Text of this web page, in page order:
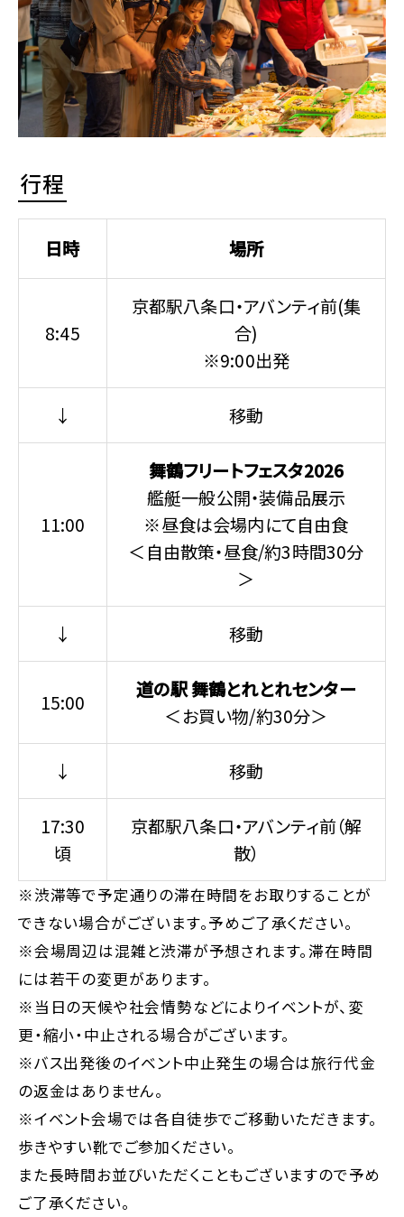
行程
日時 場所
8:45
京都駅八条口・アバンティ前(集
合)
※9:00出発
↓ 移動
11:00
舞鶴フリートフェスタ2026
艦艇一般公開・装備品展示
※昼食は会場内にて自由食
＜自由散策・昼食/約3時間30分
＞
↓ 移動
15:00
道の駅 舞鶴とれとれセンター
＜お買い物/約30分＞
↓ 移動
17:30
頃
京都駅八条口・アバンティ前（解
散）
※渋滞等で予定通りの滞在時間をお取りすることが
できない場合がございます。予めご了承ください。
※会場周辺は混雑と渋滞が予想されます。滞在時間
には若干の変更があります。
※当日の天候や社会情勢などによりイベントが、変
更・縮小・中止される場合がございます。
※バス出発後のイベント中止発生の場合は旅行代金
の返金はありません。
※イベント会場では各自徒歩でご移動いただきます。
歩きやすい靴でご参加ください。
また長時間お並びいただくこともございますので予め
ご了承ください。